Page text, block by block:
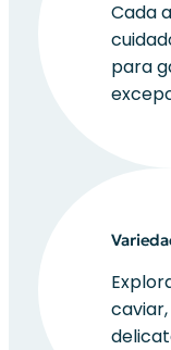
Cada
para